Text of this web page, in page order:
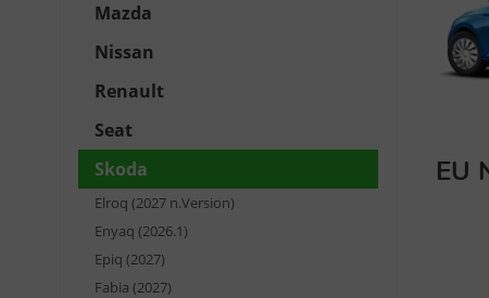
EU
Mazda
Nissan
Renault
Seat
Skoda
Elroq (2027 n.Version)
Enyaq (2026.1)
Epiq (2027)
Fabia (2027)